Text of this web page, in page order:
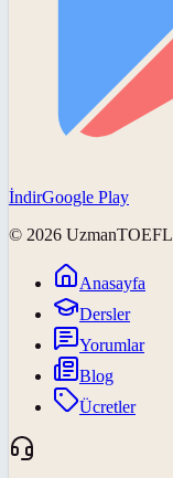
İndirGoogle Play
© 2026 UzmanTOEFL
Anasayfa
Dersler
Yorumlar
Blog
Ücretler